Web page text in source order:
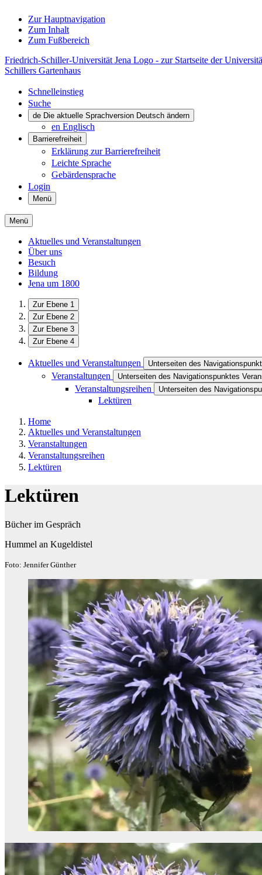
Zur Hauptnavigation
Zum Inhalt
Zum Fußbereich
Friedrich-Schiller-Universität Jena Logo - zur Startseite der
Schillers Gartenhaus
Schnelleinstieg
Suche
de Die aktuelle Sprachversion Deutsch ändern
en Englisch
Barrierefreiheit
Erklärung zur Barrierefreiheit
Leichte Sprache
Gebärdensprache
Login
Menü
Menü
Aktuelles und Veranstaltungen
Über uns
Besuch
Bildung
Jena um 1800
Zur Ebene 1
Zur Ebene 2
Zur Ebene 3
Zur Ebene 4
Aktuelles und Veranstaltungen Unterseiten des
Veranstaltungen Unterseiten des Navigationspunktes
Veranstaltungsreihen Unterseiten des
Lektüren
Home
Aktuelles und Veranstaltungen
Veranstaltungen
Veranstaltungsreihen
Lektüren
Lektüren
Bücher im Gespräch
Hummel an Kugeldistel
Foto: Jennifer Günther